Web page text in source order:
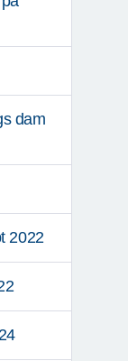
dam
2022